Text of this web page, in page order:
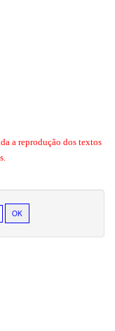
a reprodução dos textos